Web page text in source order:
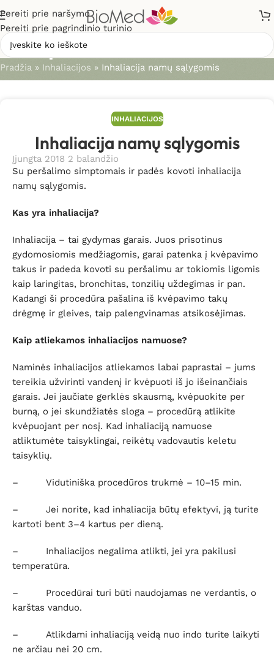
Pereiti prie naršymo
Pereiti prie pagrindinio turinio
Straipsniai
Pradžia » Inhaliacijos » Inhaliacija namų sąlygomis
INHALIACIJOS
Inhaliacija namų sąlygomis
Įjungta 2018 2 balandžio
Su peršalimo simptomais ir padės kovoti inhaliacija
namų sąlygomis.
Kas yra inhaliacija?
Inhaliacija – tai gydymas garais. Juos prisotinus
gydomosiomis medžiagomis, garai patenka į kvėpavimo
takus ir padeda kovoti su peršalimu ar tokiomis ligomis
kaip laringitas, bronchitas, tonzilių uždegimas ir pan.
Kadangi ši procedūra pašalina iš kvėpavimo takų
drėgmę ir gleives, taip palengvinamas atsikosėjimas.
Kaip atliekamos inhaliacijos namuose?
Naminės inhaliacijos atliekamos labai paprastai – jums
tereikia užvirinti vandenį ir kvėpuoti iš jo išeinančiais
garais. Jei jaučiate gerklės skausmą, kvėpuokite per
burną, o jei skundžiatės sloga – procedūrą atlikite
kvėpuojant per nosį. Kad inhaliaciją namuose
atliktumėte taisyklingai, reikėtų vadovautis keletu
taisyklių.
– Vidutiniška procedūros trukmė – 10–15 min.
– Jei norite, kad inhaliacija būtų efektyvi, ją turite
kartoti bent 3–4 kartus per dieną.
– Inhaliacijos negalima atlikti, jei yra pakilusi
temperatūra.
– Procedūrai turi būti naudojamas ne verdantis, o
karštas vanduo.
– Atlikdami inhaliaciją veidą nuo indo turite laikyti
ne arčiau nei 20 cm.